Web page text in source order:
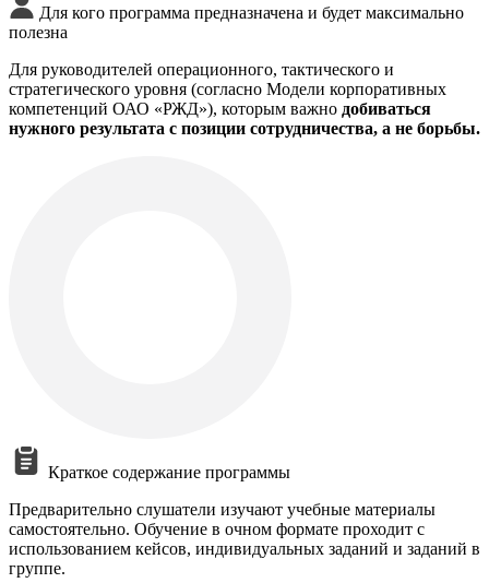
Для кого программа предназначена и будет максимально
полезна
Для руководителей операционного, тактического и
стратегического уровня (согласно Модели корпоративных
компетенций ОАО «РЖД»), которым важно добиваться
нужного результата с позиции сотрудничества, а не борьбы.
Краткое содержание программы
Предварительно слушатели изучают учебные материалы
самостоятельно. Обучение в очном формате проходит с
использованием кейсов, индивидуальных заданий и заданий в
группе.